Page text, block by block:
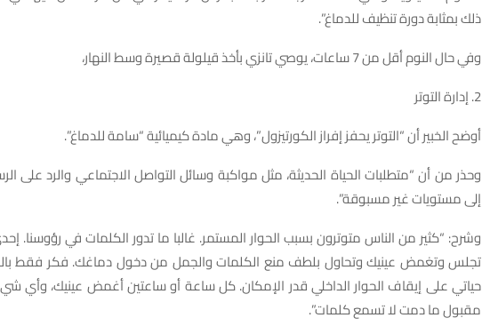
ذلك بمثابة دورة تنظيف للدماغ”.
وفي حال النوم أقل من 7 ساعات، يوصي تانزي بأخذ قيلولة قصيرة وسط النهار،
2. إدارة التوتر
أوضح الخبير أن “التوتر يحفز إفراز الكورتيزول”، وهي مادة كيميائية “سامة للدماغ”.
وحذر من أن “متطلبات الحياة الحديثة، مثل مواكبة وسائل التواصل الاجتماعي والرد على
إلى مستويات غير مسبوقة”.
وشرح: “كثير من الناس متوترون بسبب الحوار المستمر. غالبا ما تدور الكلمات في رؤوسنا.
تجلس وتغمض عينيك وتحاول بلطف منع الكلمات والجمل من دخول دماغك. فكر فقط
حياتي على إيقاف الحوار الداخلي قدر الإمكان. كل ساعة أو ساعتين أغمض عينيك، وأي
مقبول ما دمت لا تسمع كلمات”.